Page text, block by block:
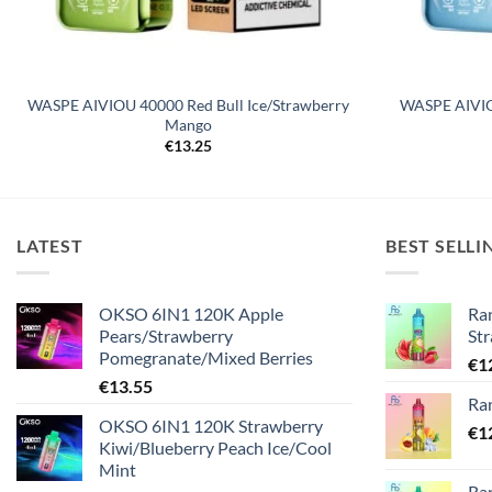
WASPE AIVIOU 40000 Red Bull Ice/Strawberry
Mango
€13.25
WASPE
LATEST
OKSO 6IN1 120K Apple
Pears/Strawberry
Pomegranate/Mixed Berries
€13.55
OKSO 6IN1 120K Strawberry
Kiwi/Blueberry Peach Ice/Cool
Mint
BEST
€
€